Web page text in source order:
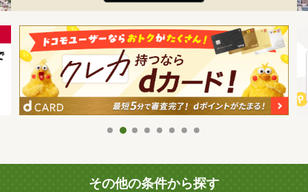
その他の条件から探す